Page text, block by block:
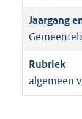
algemeen